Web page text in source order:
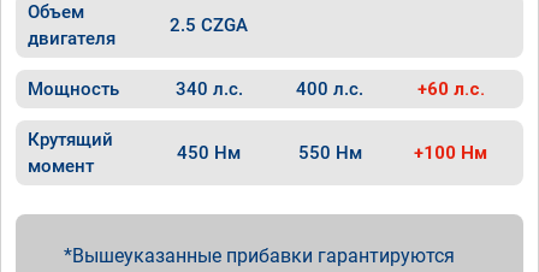
Объем
двигателя
2.5 CZGA
Мощность 340 л.с. 400 л.с. +60 л.с.
Крутящий
момент
450 Нм 550 Нм +100 Нм
Вышеуказанные прибавки гарантируются